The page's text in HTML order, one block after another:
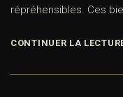
répréhensibles. Ces
CONTINUER LA